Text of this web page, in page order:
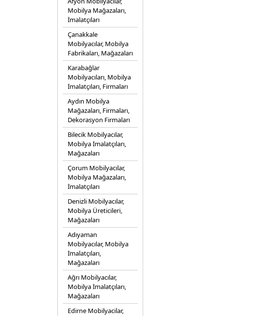
Mobilya Mağazaları,
İmalatçıları
Çanakkale
Mobilyacılar, Mobilya
Fabrikaları, Mağazaları
Karabağlar
Mobilyacıları, Mobilya
İmalatçıları, Firmaları
Aydın Mobilya
Mağazaları, Firmaları,
Dekorasyon Firmaları
Bilecik Mobilyacılar,
Mobilya İmalatçıları,
Mağazaları
Çorum Mobilyacılar,
Mobilya Mağazaları,
İmalatçıları
Denizli Mobilyacılar,
Mobilya Üreticileri,
Mağazaları
Adıyaman
Mobilyacılar, Mobilya
İmalatçıları,
Mağazaları
Ağrı Mobilyacılar,
Mobilya İmalatçıları,
Mağazaları
Edirne Mobilyacilar,